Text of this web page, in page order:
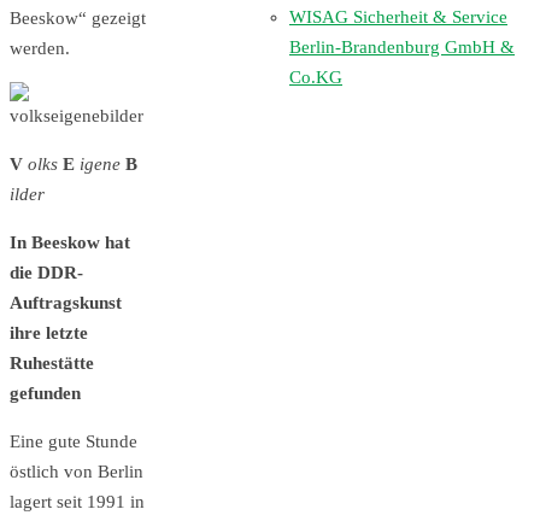
Beeskow“ gezeigt
werden.
V olks E igene B
ilder
In Beeskow hat
die DDR-
Auftragskunst
ihre letzte
Ruhestätte
gefunden
Eine gute Stunde
östlich von Berlin
lagert seit 1991 in
WISAG Sicherheit & Service
Berlin-Brandenburg GmbH &
Co.KG